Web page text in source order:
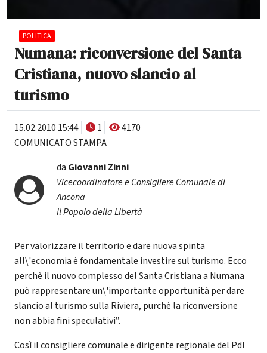
POLITICA
Numana: riconversione del Santa
Cristiana, nuovo slancio al
turismo
15.02.2010 15:44 1
4170
COMUNICATO STAMPA
da Giovanni Zinni
Vicecoordinatore e Consigliere Comunale di
Ancona
Il Popolo della Libertà
Per valorizzare il territorio e dare nuova spinta
all\'economia è fondamentale investire sul turismo. Ecco
perchè il nuovo complesso del Santa Cristiana a Numana
può rappresentare un\'importante opportunità per dare
slancio al turismo sulla Riviera, purchè la riconversione
non abbia fini speculativi”.
Così il consigliere comunale e dirigente regionale del Pdl